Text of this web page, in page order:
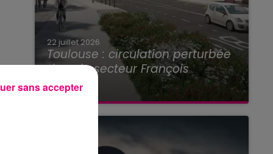
22 juillet 2026
Toulouse : circulation perturbée
dans le secteur François
Verdier...
sans accepter